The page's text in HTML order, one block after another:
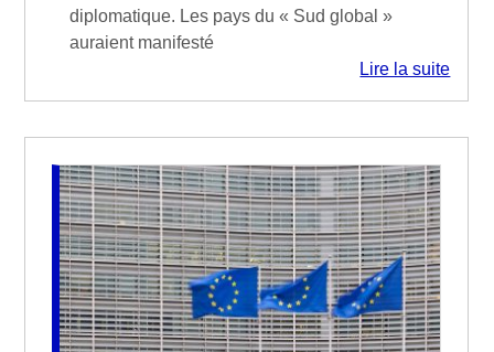
diplomatique. Les pays du « Sud global »
auraient manifesté
Lire la suite